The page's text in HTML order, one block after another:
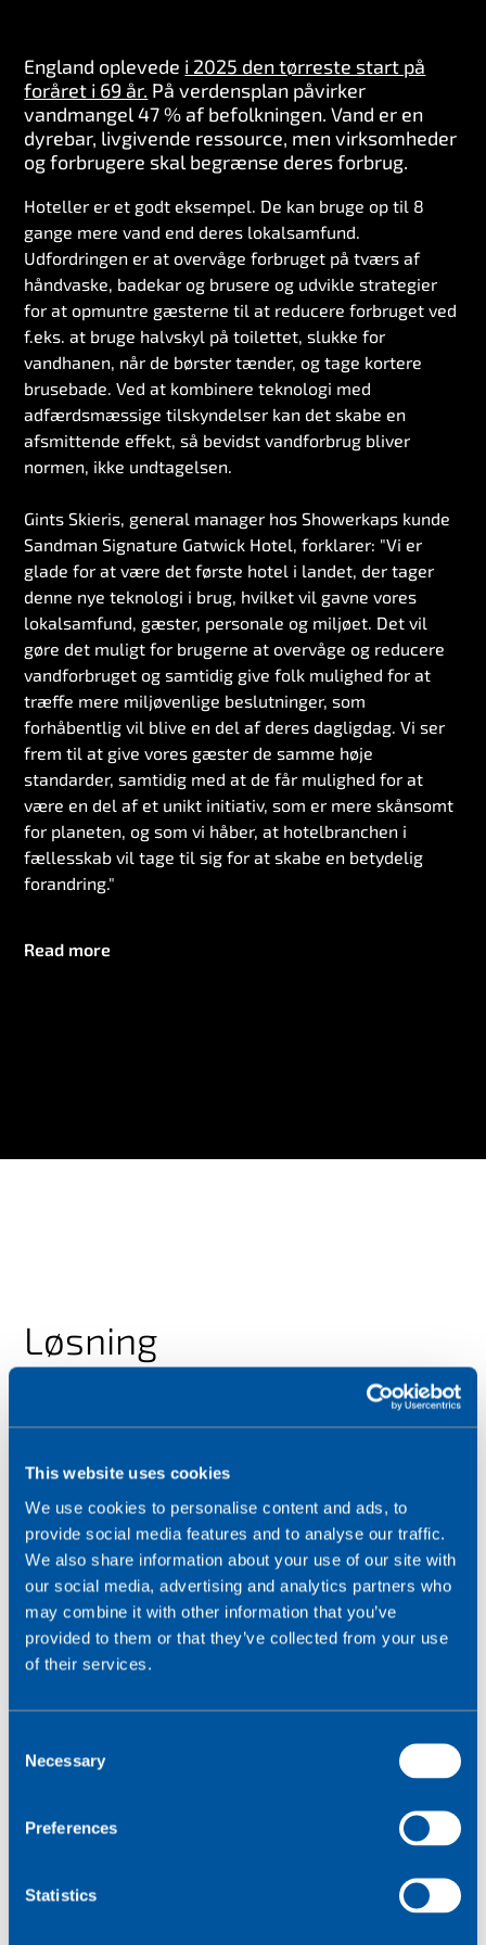
This website uses cookies
We use cookies to personalise content and ads, to
provide social media features and to analyse our traffic.
We also share information about your use of our site with
our social media, advertising and analytics partners who
may combine it with other information that you’ve
provided to them or that they’ve collected from your use
of their services.
Necessary
Preferences
Statistics
England oplevede i 2025 den tørreste start på
foråret i 69 år. På verdensplan påvirker
vandmangel 47 % af befolkningen. Vand er en
dyrebar, livgivende ressource, men virksomheder
og forbrugere skal begrænse deres forbrug.
Hoteller er et godt eksempel. De kan bruge op til 8
gange mere vand end deres lokalsamfund.
Udfordringen er at overvåge forbruget på tværs af
håndvaske, badekar og brusere og udvikle strategier
for at opmuntre gæsterne til at reducere forbruget ved
f.eks. at bruge halvskyl på toilettet, slukke for
vandhanen, når de børster tænder, og tage kortere
brusebade. Ved at kombinere teknologi med
adfærdsmæssige tilskyndelser kan det skabe en
afsmittende effekt, så bevidst vandforbrug bliver
normen, ikke undtagelsen.
Gints Skieris, general manager hos Showerkaps kunde
Sandman Signature Gatwick Hotel, forklarer: "Vi er
glade for at være det første hotel i landet, der tager
denne nye teknologi i brug, hvilket vil gavne vores
lokalsamfund, gæster, personale og miljøet. Det vil
gøre det muligt for brugerne at overvåge og reducere
vandforbruget og samtidig give folk mulighed for at
træffe mere miljøvenlige beslutninger, som
forhåbentlig vil blive en del af deres dagligdag. Vi ser
frem til at give vores gæster de samme høje
standarder, samtidig med at de får mulighed for at
være en del af et unikt initiativ, som er mere skånsomt
for planeten, og som vi håber, at hotelbranchen i
fællesskab vil tage til sig for at skabe en betydelig
forandring."
Read more
Løsning
Showerkap henvendte sig til Wireless Logic efter
en anbefaling. Teamet der hjalp med at præcisere
SIM-kort sammen med en
"En af grundene til, at vi valgte Wireless Logic, var det
kundeforhold, vi havde", siger Paul Harding, direktør for
teknisk drift hos Showerkap. "Teamet leverede, hvad
det sagde, det skulle, og gjorde det meget hurtigt. Alle
begyndervanskeligheder eller bekymringer, jeg havde,
blev hurtigt løst, det er det bedste, man kan håbe på."
På Sandman Signature Hotel er der placeret sensorer
router med et SIM-kort til flere netværk, som overfører
oplysningerne til Showerkaps skybaserede applikation.
Denne "IoT-mesh"-tilgang optimerer dataforbruget ved
at sprede belastningen over hele området.
"Da jeg udførte en softwareopdatering, var jeg
bekymret for at bruge en stor mængde af de tildelte